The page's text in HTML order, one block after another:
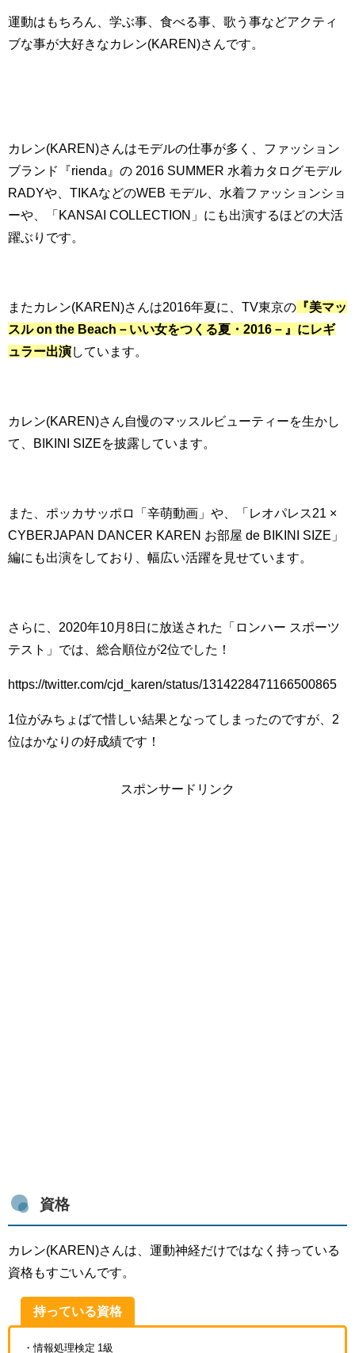
運動はもちろん、学ぶ事、食べる事、歌う事などアクティ
ブな事が大好きなカレン(KAREN)さんです。
カレン(KAREN)さんはモデルの仕事が多く、ファッション
ブランド『rienda』の 2016 SUMMER 水着カタログモデル
RADYや、TIKAなどのWEB モデル、水着ファッションショ
ーや、「KANSAI COLLECTION」にも出演するほどの大活
躍ぶりです。
またカレン(KAREN)さんは2016年夏に、TV東京の 『美マッ
スル on the Beach－いい女をつくる夏・2016－』にレギ
ュラー出演しています。
カレン(KAREN)さん自慢のマッスルビューティーを生かし
て、BIKINI SIZEを披露しています。
また、ポッカサッポロ「辛萌動画」や、「レオパレス21 ×
CYBERJAPAN DANCER KAREN お部屋 de BIKINI SIZE」
編にも出演をしており、幅広い活躍を見せています。
さらに、2020年10月8日に放送された「ロンハー スポーツ
テスト」では、総合順位が2位でした！
https://twitter.com/cjd_karen/status/1314228471166500865
1位がみちょばで惜しい結果となってしまったのですが、2
位はかなりの好成績です！
スポンサードリンク
資格
カレン(KAREN)さんは、運動神経だけではなく持っている
資格もすごいんです。
持っている資格
・情報処理検定 1級